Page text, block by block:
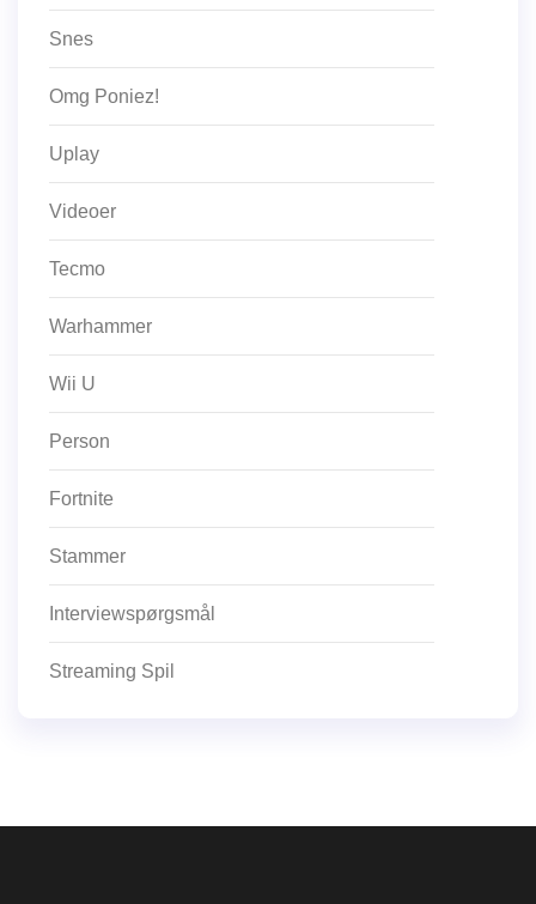
Snes
Omg Poniez!
Uplay
Videoer
Tecmo
Warhammer
Wii U
Person
Fortnite
Stammer
Interviewspørgsmål
Streaming Spil